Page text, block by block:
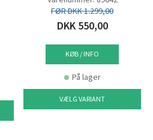
FØR DKK 1.299,00
DKK 550,00
KØB / INFO
På lager
VÆLG VARIANT